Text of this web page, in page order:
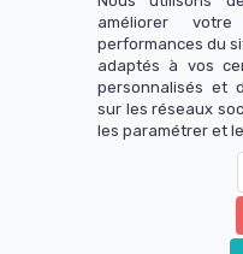
© Copyright 2019 - Kunda-
améliorer
performances du
adaptés à vos
personnalisés et
sur les réseaux
les paramétrer et